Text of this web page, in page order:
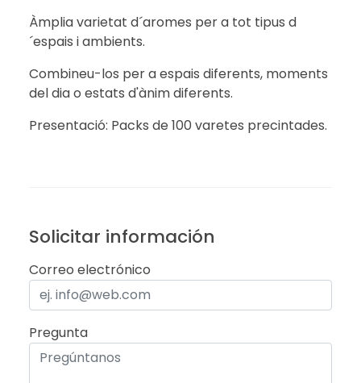
Àmplia varietat d´aromes per a tot tipus d
´espais i ambients.
Combineu-los per a espais diferents, moments
del dia o estats d'ànim diferents.
Presentació: Packs de 100 varetes precintades.
Solicitar información
Correo electrónico
Pregunta